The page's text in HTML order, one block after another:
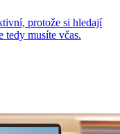
protože si hledají
tedy musíte včas.